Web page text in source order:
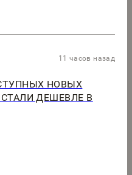
11 часов назад
НОВЫХ
ДЕШЕВЛЕ В